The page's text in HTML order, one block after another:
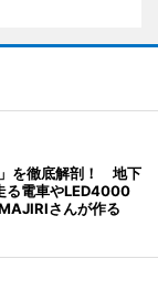
を徹底解剖！ 地下
る電車やLED4000
さんが作る